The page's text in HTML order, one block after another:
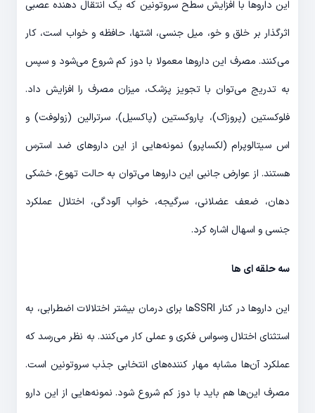
این داروها با افزایش سطح سروتونین که یک انتقال دهنده عصبی
اثرگذار بر خلق و خو، میل جنسی، اشتها، حافظه و خواب است، کار
می‌کنند. مصرف این داروها معمولا با دوز کم شروع می‌شود و سپس
به تدریج می‌توان با تجویز پزشک، میزان مصرف را افزایش داد.
فلوکستین (پروزاک)، پاروکستین (پاکسیل)، سرترالین (زولوفت) و
اس سیتالوپرام (لکساپرو) نمونه‌هایی از این داروهای ضد استرس
هستند. از عوارض جانبی این داروها می‌توان به حالت تهوع، خشکی
دهان، ضعف عضلانی، سرگیجه، خواب آلودگی، اختلال عملکرد
جنسی و اسهال اشاره کرد.
سه حلقه ای ها
این داروها در کنار SSRIها برای درمان بیشتر اختلالات اضطرابی، به
استثنای اختلال وسواس فکری و عملی کار می‌کنند. به نظر می‌رسد که
عملکرد آن‌ها مشابه مهار کننده‌های انتخابی جذب سروتونین است.
مصرف این‌ها هم باید با دوز کم شروع شود. نمونه‌هایی از این دارو